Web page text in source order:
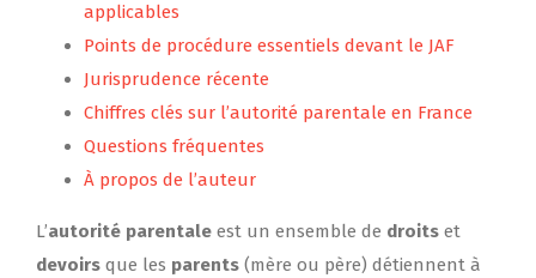
applicables
Points de procédure essentiels devant le JAF
Jurisprudence récente
Chiffres clés sur l’autorité parentale en France
Questions fréquentes
À propos de l’auteur
L’autorité parentale est un ensemble de droits et
devoirs que les parents (mère ou père) détiennent à